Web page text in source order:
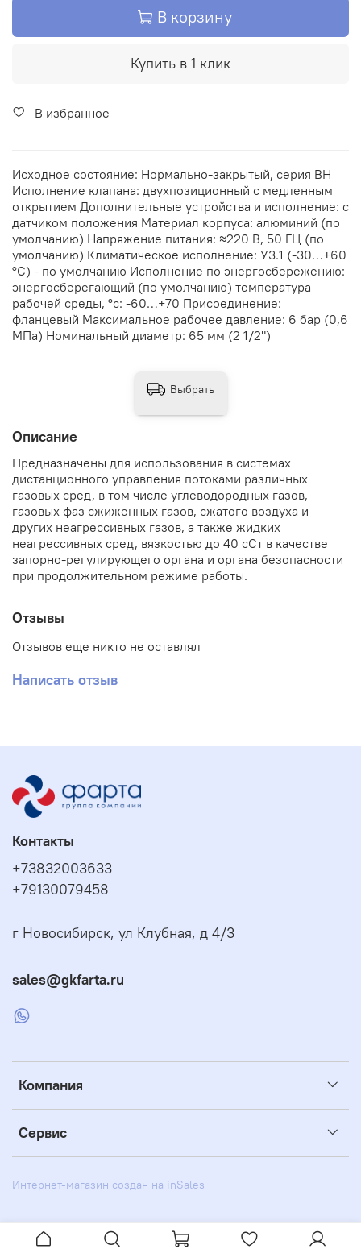
В корзину
Купить в 1 клик
В избранное
Исходное состояние: Нормально-закрытый, серия ВН
Исполнение клапана: двухпозиционный с медленным
открытием Дополнительные устройства и исполнение: с
датчиком положения Материал корпуса: алюминий (по
умолчанию) Напряжение питания: ≈220 В, 50 ГЦ (по
умолчанию) Климатическое исполнение: У3.1 (-30…+60
°С) - по умолчанию Исполнение по энергосбережению:
энергосберегающий (по умолчанию) температура
рабочей среды, °с: -60…+70 Присоединение:
фланцевый Максимальное рабочее давление: 6 бар (0,6
МПа) Номинальный диаметр: 65 мм (2 1/2")
Описание
Предназначены для использования в системах
дистанционного управления потоками различных
газовых сред, в том числе углеводородных газов,
газовых фаз сжиженных газов, сжатого воздуха и
других неагрессивных газов, а также жидких
неагрессивных сред, вязкостью до 40 сСт в качестве
запорно-регулирующего органа и органа безопасности
при продолжительном режиме работы.
Отзывы
Отзывов еще никто не оставлял
Написать отзыв
Выбрать
Компания
Сервис
Контакты
+73832003633
+79130079458
г Новосибирск, ул Клубная, д 4/3
sales@gkfarta.ru
Интернет-магазин создан на inSales